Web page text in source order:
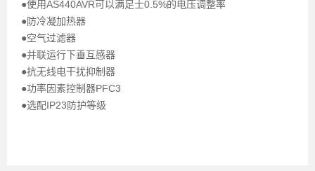
●使用AS440AVR可以满足士0.5%的电压调整率
●防冷凝加热器
●空气过滤器
●并联运行下垂互感器
●抗无线电干扰抑制器
●功率因素控制器PFC3
●选配IP23防护等级